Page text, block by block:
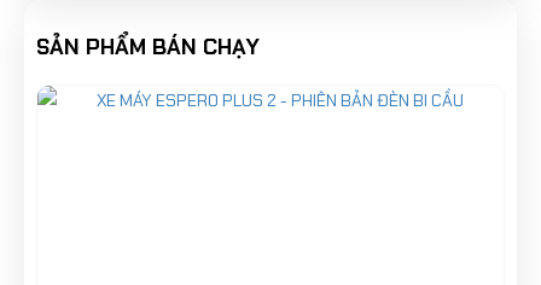
SẢN PHẨM BÁN CHẠY